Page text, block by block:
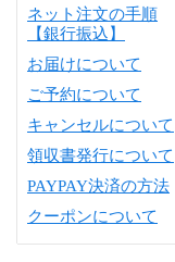
ネット注文の手順
【銀行振込】
お届けについて
ご予約について
キャンセルについて
領収書発行について
PAYPAY決済の方法
クーポンについて